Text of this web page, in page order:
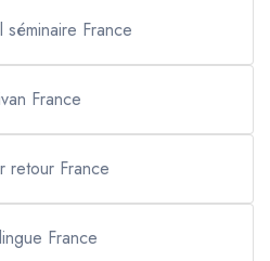
séminaire France
France
retour France
France